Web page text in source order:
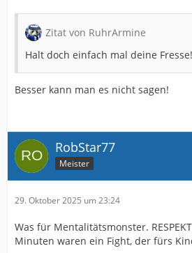
Zitat von RuhrArmine
Halt doch einfach mal deine Fresse!
Besser kann man es nicht sagen!
RobStar77
Meister
29. Oktober 2025 um 23:24
Was für Mentalitätsmonster.
Minuten waren ein Fight, der fürs